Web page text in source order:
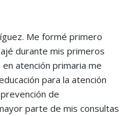
Me formé primero
durante mis primeros
en atención primaria me
para la atención
de
parte de mis consultas